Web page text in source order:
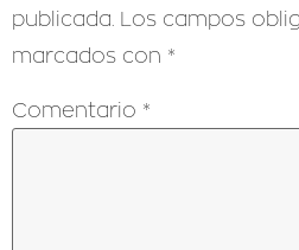
publicada.
Los campos
marcados con *
Comentario *